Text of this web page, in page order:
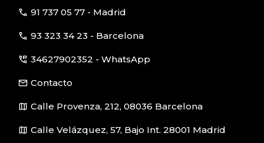
call 91 737 05 77 - Madrid
call 93 323 34 23 - Barcelona
perm_phone_msg 34627902352 - WhatsApp
email Contacto
map Calle Provenza, 212, 08036 Barcelona
map Calle Velázquez, 57, Bajo Int. 28001 Madrid